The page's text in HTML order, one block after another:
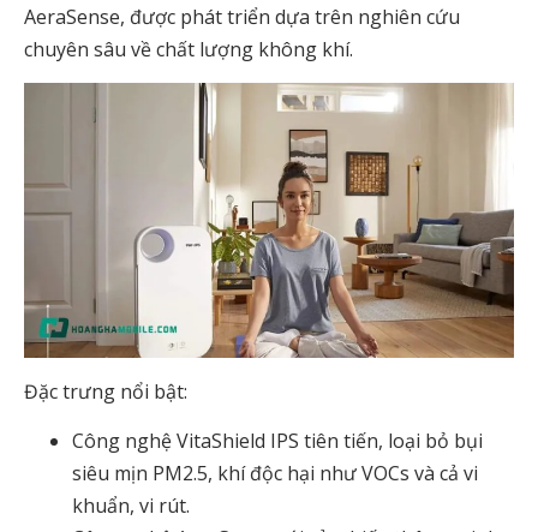
AeraSense, được phát triển dựa trên nghiên cứu
chuyên sâu về chất lượng không khí.
Đặc trưng nổi bật:
Công nghệ VitaShield IPS tiên tiến, loại bỏ bụi
siêu mịn PM2.5, khí độc hại như VOCs và cả vi
khuẩn, vi rút.